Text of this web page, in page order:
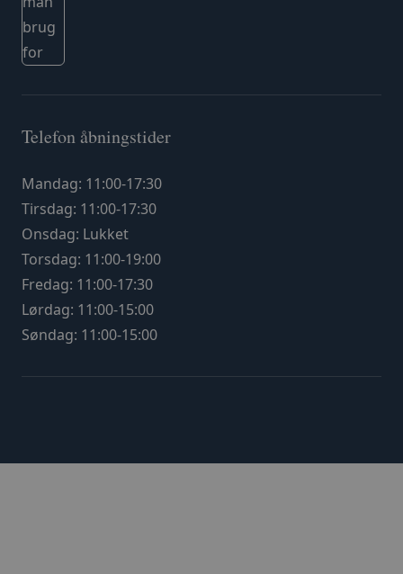
Telefon åbningstider
Mandag: 11:00-17:30
Tirsdag: 11:00-17:30
Onsdag: Lukket
Torsdag: 11:00-19:00
Fredag: 11:00-17:30
Lørdag: 11:00-15:00
Søndag: 11:00-15:00